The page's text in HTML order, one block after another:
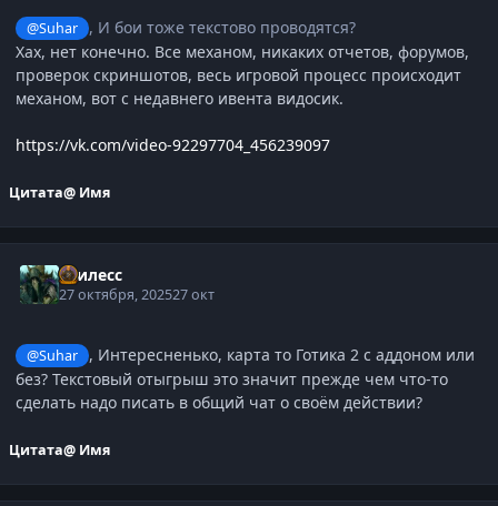
@Suhar
, И бои тоже текстово проводятся?
Хах, нет конечно. Все механом, никаких отчетов, форумов,
проверок скриншотов, весь игровой процесс происходит
механом, вот с недавнего ивента видосик.
https://vk.com/video-92297704_456239097
Цитата@ Имя
Гнилесс
27 октября, 202527 окт
@Suhar
, Интересненько, карта то Готика 2 с аддоном или
без? Текстовый отыгрыш это значит прежде чем что-то
сделать надо писать в общий чат о своём действии?
Цитата@ Имя